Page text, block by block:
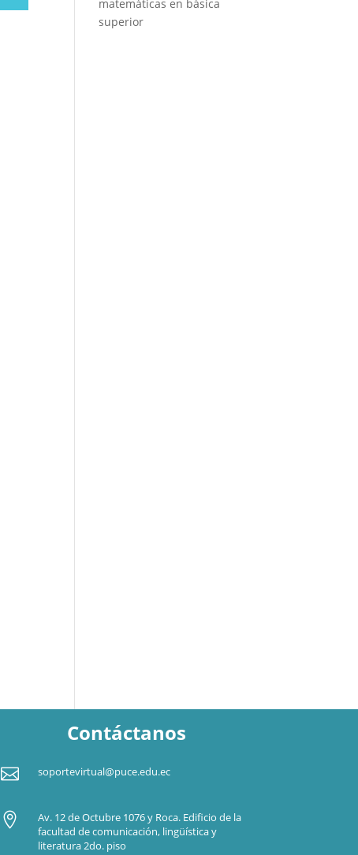
matemáticas en básica
superior
Contáctanos
 soportevirtual@puce.edu.ec

Av. 12 de Octubre 1076 y Roca. Edificio de la
facultad de comunicación, lingüística y
literatura 2do. piso